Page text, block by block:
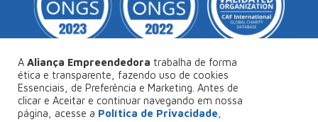
© Copyright 2026Aliança Empreendedora
Desenvolvido porCollabs
A Aliança Empreendedora trabalha de forma
ética e transparente, fazendo uso de cookies
Essenciais, de Preferência e Marketing. Antes de
clicar e Aceitar e continuar navegando em nossa
página, acesse a Política de Privacidade